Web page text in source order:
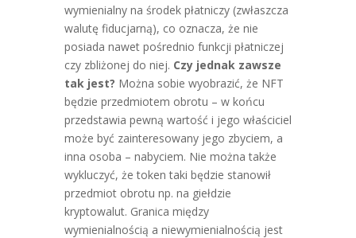
wymienialny na środek płatniczy (zwłaszcza
walutę fiducjarną), co oznacza, że nie
posiada nawet pośrednio funkcji płatniczej
czy zbliżonej do niej. Czy jednak zawsze
tak jest? Można sobie wyobrazić, że NFT
będzie przedmiotem obrotu – w końcu
przedstawia pewną wartość i jego właściciel
może być zainteresowany jego zbyciem, a
inna osoba – nabyciem. Nie można także
wykluczyć, że token taki będzie stanowił
przedmiot obrotu np. na giełdzie
kryptowalut. Granica między
wymienialnością a niewymienialnością jest